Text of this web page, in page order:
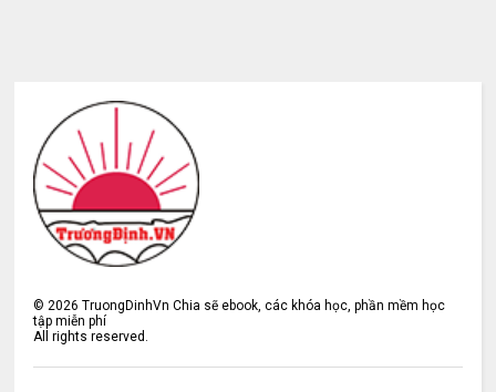
© 2026 TruongDinhVn Chia sẽ ebook, các khóa học, phần mềm học
tập miễn phí
All rights reserved.